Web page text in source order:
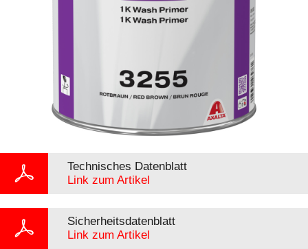
Technisches Datenblatt
Link zum Artikel
Sicherheitsdatenblatt
Link zum Artikel